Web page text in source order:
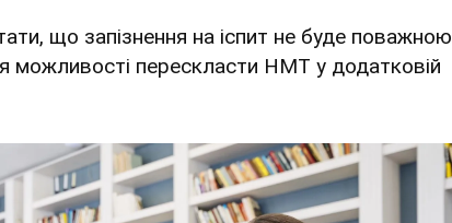
що запізнення на іспит не буде поважною
можливості перескласти НМТ у додатковій